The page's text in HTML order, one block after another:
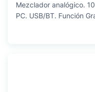
Mezclador analógico.
PC. USB/BT. Función